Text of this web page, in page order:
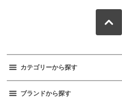
カテゴリーから探す
ブランドから探す